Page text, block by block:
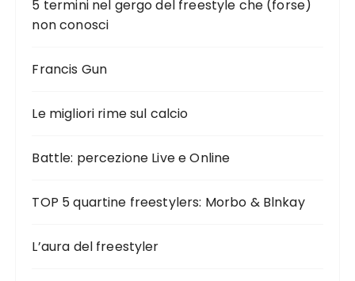
5 termini nel gergo del freestyle che (forse)
non conosci
Francis Gun
Le migliori rime sul calcio
Battle: percezione Live e Online
TOP 5 quartine freestylers: Morbo & Blnkay
L’aura del freestyler